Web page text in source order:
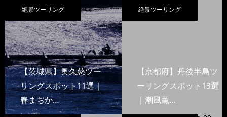
絶景ツーリング
【茨城県】奥久慈ツー
リングスポット11選｜
春まぢか…
絶景ツーリング
【京都府】丹後半島ツ
ーリングスポット13選
｜潮風薫…